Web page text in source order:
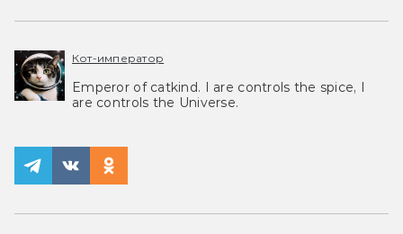
Кот-император
Emperor of catkind. I are controls the spice, I
are controls the Universe.